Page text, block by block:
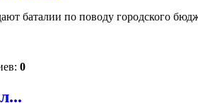
баталии по поводу городского
0